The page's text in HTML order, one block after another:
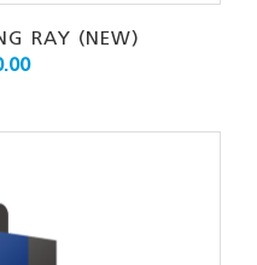
RAY (NEW)